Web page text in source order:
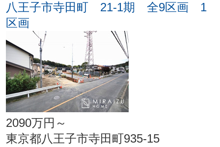
八王子市寺田町 21-1期 全9区画 1
区画
2090万円～
東京都八王子市寺田町935-15